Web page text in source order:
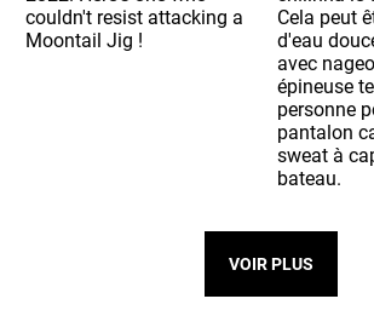
VOIR PLUS